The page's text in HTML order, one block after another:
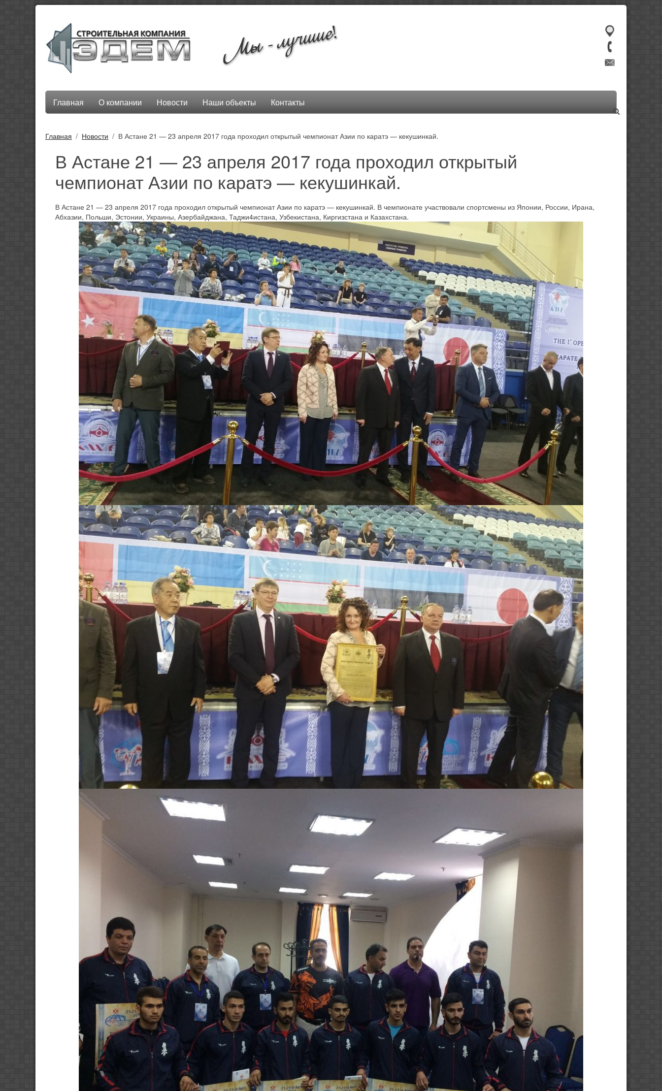
Главная О компании Новости Наши объекты Контакты
Главная Новости В Астане 21 — 23 апреля 2017 года проходил открытый чемпионат Азии по каратэ — кекушинкай.
В Астане 21 — 23 апреля 2017 года проходил открытый
чемпионат Азии по каратэ — кекушинкай.
В Астане 21 — 23 апреля 2017 года проходил открытый чемпионат Азии по каратэ — кекушинкай. В чемпионате участвовали спортсмены из Японии, России, Ирана,
Абхазии, Польши, Эстонии, Украины, Азербайджана, Таджи4истана, Узбекистана, Киргизстана и Казахстана.